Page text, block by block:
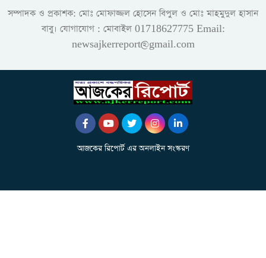
সম্পাদক ও প্রকাশক: মোঃ মোফাজ্জল হোসেন বিপুল ও মোঃ মাহমুদুল হাসান
বাবু। যোগাযোগ : মোবাইল 01718627775 Email:
newsajkerreport@gmail.com
আজকের রিপোর্ট এর অনলাইন সংস্করণ